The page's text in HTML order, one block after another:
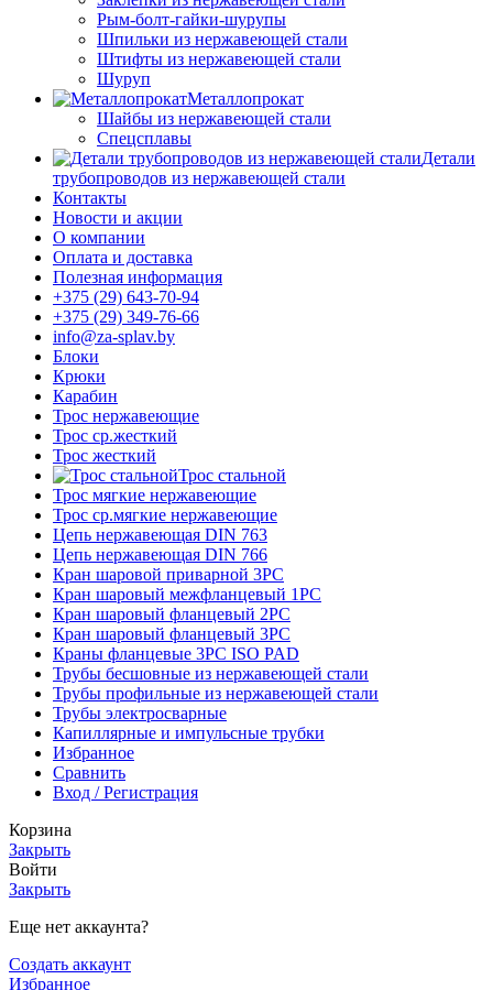
Рым-болт-гайки-шурупы
Шпильки из нержавеющей стали
Штифты из нержавеющей стали
Шуруп
Металлопрокат
Шайбы из нержавеющей стали
Спецсплавы
Детали
трубопроводов из нержавеющей стали
Контакты
Новости и акции
О компании
Оплата и доставка
Полезная информация
+375 (29) 643-70-94
+375 (29) 349-76-66
info@za-splav.by
Блоки
Крюки
Карабин
Трос нержавеющие
Трос ср.жесткий
Трос жесткий
Трос стальной
Трос мягкие нержавеющие
Трос ср.мягкие нержавеющие
Цепь нержавеющая DIN 763
Цепь нержавеющая DIN 766
Кран шаровой приварной 3PC
Кран шаровый межфланцевый 1PC
Кран шаровый фланцевый 2PC
Кран шаровый фланцевый 3PC
Краны фланцевые 3PC ISO PAD
Трубы бесшовные из нержавеющей стали
Трубы профильные из нержавеющей стали
Трубы электросварные
Капиллярные и импульсные трубки
Избранное
Сравнить
Вход / Регистрация
Корзина
Закрыть
Войти
Закрыть
Еще нет аккаунта?
Создать аккаунт
Избранное